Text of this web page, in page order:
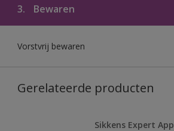
3. Bewaren
Vorstvrij bewaren
Gerelateerde producten
Sikkens Expert App